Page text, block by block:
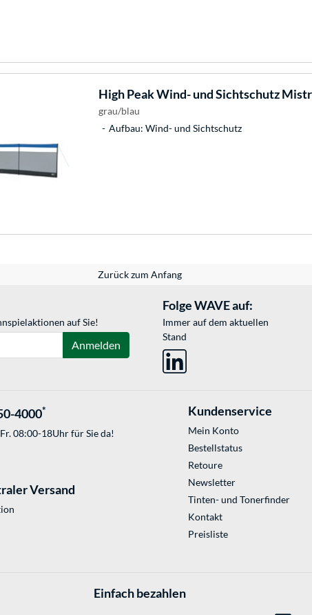
High PeakWind- und Sichtschutz
grau/blau
Aufbau: Wind- und Sichtschutz
Zurück zum Anfang
auf Sie!
Anmelden
Folge WAVE auf:
Immer auf dem aktuellen
Stand
4000*
08:00-18Uhr für Sie da!
Versand
Kundenservice
Mein Konto
Bestellstatus
Retoure
Newsletter
Tinten- und Tonerfinder
Kontakt
Preisliste
Einfach bezahlen